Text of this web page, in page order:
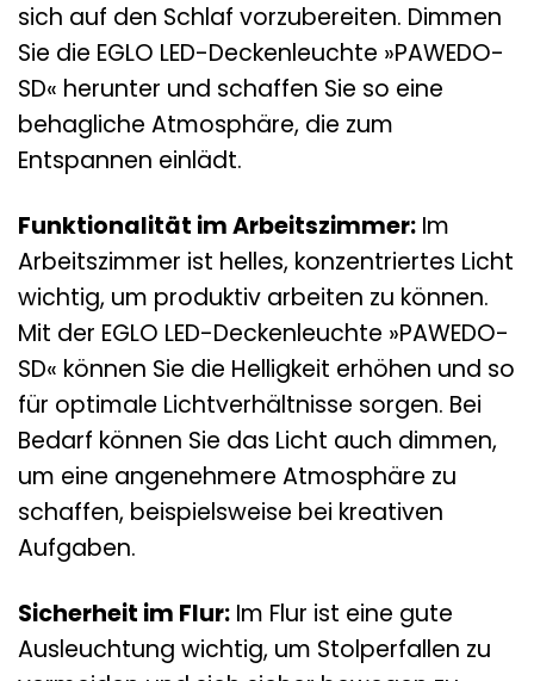
sich auf den Schlaf vorzubereiten. Dimmen
Sie die EGLO LED-Deckenleuchte »PAWEDO-
SD« herunter und schaffen Sie so eine
behagliche Atmosphäre, die zum
Entspannen einlädt.
Funktionalität im Arbeitszimmer: Im
Arbeitszimmer ist helles, konzentriertes Licht
wichtig, um produktiv arbeiten zu können.
Mit der EGLO LED-Deckenleuchte »PAWEDO-
SD« können Sie die Helligkeit erhöhen und so
für optimale Lichtverhältnisse sorgen. Bei
Bedarf können Sie das Licht auch dimmen,
um eine angenehmere Atmosphäre zu
schaffen, beispielsweise bei kreativen
Aufgaben.
Sicherheit im Flur: Im Flur ist eine gute
Ausleuchtung wichtig, um Stolperfallen zu